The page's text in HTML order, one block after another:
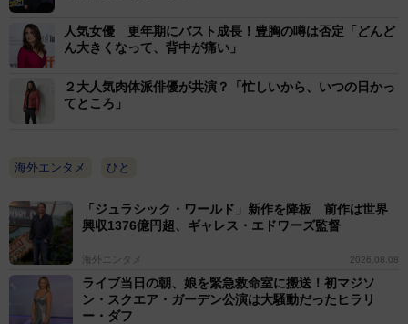
人気女優 更年期にバスト成長！豊胸の噂は否定「どんど
ん大きくなって、背中が痛い」
２大人気肉体派俳優が共演？「忙しいから、いつの日かっ
てところ」
海外エンタメ ひと
「ジュラシック・ワールド」新作を降板 前作は世界
興収1376億円超、ギャレス・エドワーズ監督
海外エンタメ 2026.08.08
ライブ当日の朝、娘を緊急救命室に搬送！初マジソ
ン・スクエア・ガーデン公演は大騒動だったヒラリ
ー・ダフ